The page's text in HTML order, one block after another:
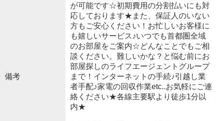
備考
が可能です☆初期費用の分割払いにも対
応しております★また、保証人のいない
方もご安心ください！お忙しいお客様に
も嬉しいサービス♪いつでも首都圏全域
のお部屋をご案内☆どんなことでもご相
談ください。難しいかな？と悩む前にお
部屋探しのライフエージェントグループ
まで！インターネットの手続♪引越し業
者手配♪家電の回収作業etc..お気軽にご連
絡ください★各線主要駅より徒歩1分以
内★